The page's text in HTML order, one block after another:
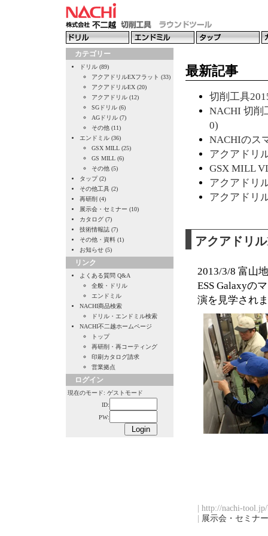
カテゴリー
ドリル (89)
アクアドリルEXフラット (33)
アクアドリルEX (20)
アクアドリル (12)
SGドリル (6)
AGドリル (7)
その他 (11)
エンドミル (36)
GSX MILL (25)
GS MILL (6)
その他 (5)
タップ (2)
その他工具 (2)
再研削 (4)
展示会・セミナー (10)
カタログ (7)
技術情報誌 (7)
その他・資料 (1)
お知らせ (5)
リンク
よくある質問 Q&A
全般・ドリル
エンドミル
NACHI商品検索
ドリル・エンドミル検索
NACHI不二越ホームページ
トップ
再研削・再コーティング
印刷カタログ請求
営業拠点
ログイン
現在のモード: ゲストモード
ID:
PW:
最新記事
切削工具
NACHI 切削
0)
NACHIのス
アクアドリ
GSX MILL
アクアドリ
アクアドリ
アクアドリ
2013/3/8 富山
ESS Galaxyの
演を見学され
| http://nachi-
展示会・セミナー